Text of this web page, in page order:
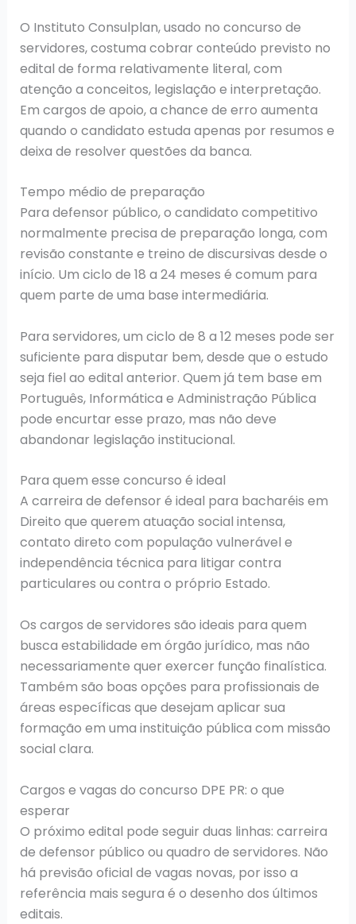
O Instituto Consulplan, usado no concurso de
servidores, costuma cobrar conteúdo previsto no
edital de forma relativamente literal, com
atenção a conceitos, legislação e interpretação.
Em cargos de apoio, a chance de erro aumenta
quando o candidato estuda apenas por resumos e
deixa de resolver questões da banca.
Tempo médio de preparação
Para defensor público, o candidato competitivo
normalmente precisa de preparação longa, com
revisão constante e treino de discursivas desde o
início. Um ciclo de 18 a 24 meses é comum para
quem parte de uma base intermediária.
Para servidores, um ciclo de 8 a 12 meses pode ser
suficiente para disputar bem, desde que o estudo
seja fiel ao edital anterior. Quem já tem base em
Português, Informática e Administração Pública
pode encurtar esse prazo, mas não deve
abandonar legislação institucional.
Para quem esse concurso é ideal
A carreira de defensor é ideal para bacharéis em
Direito que querem atuação social intensa,
contato direto com população vulnerável e
independência técnica para litigar contra
particulares ou contra o próprio Estado.
Os cargos de servidores são ideais para quem
busca estabilidade em órgão jurídico, mas não
necessariamente quer exercer função finalística.
Também são boas opções para profissionais de
áreas específicas que desejam aplicar sua
formação em uma instituição pública com missão
social clara.
Cargos e vagas do concurso DPE PR: o que
esperar
O próximo edital pode seguir duas linhas: carreira
de defensor público ou quadro de servidores. Não
há previsão oficial de vagas novas, por isso a
referência mais segura é o desenho dos últimos
editais.